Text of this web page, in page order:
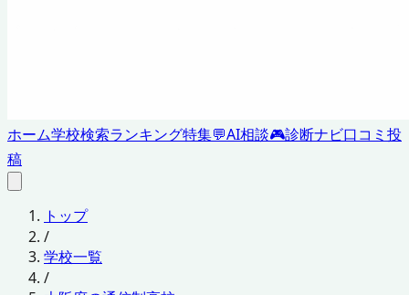
ホーム学校検索ランキング特集💬AI相談🎮診断ナビ口コミ投
稿
トップ
/
学校一覧
/